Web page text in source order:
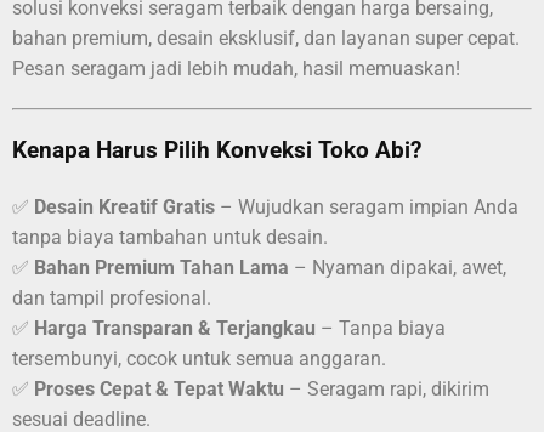
solusi konveksi seragam terbaik dengan harga bersaing,
bahan premium, desain eksklusif, dan layanan super cepat.
Pesan seragam jadi lebih mudah, hasil memuaskan!
Kenapa Harus Pilih Konveksi Toko Abi?
✅ Desain Kreatif Gratis – Wujudkan seragam impian Anda
tanpa biaya tambahan untuk desain.
✅ Bahan Premium Tahan Lama – Nyaman dipakai, awet,
dan tampil profesional.
✅ Harga Transparan & Terjangkau – Tanpa biaya
tersembunyi, cocok untuk semua anggaran.
✅ Proses Cepat & Tepat Waktu – Seragam rapi, dikirim
sesuai deadline.